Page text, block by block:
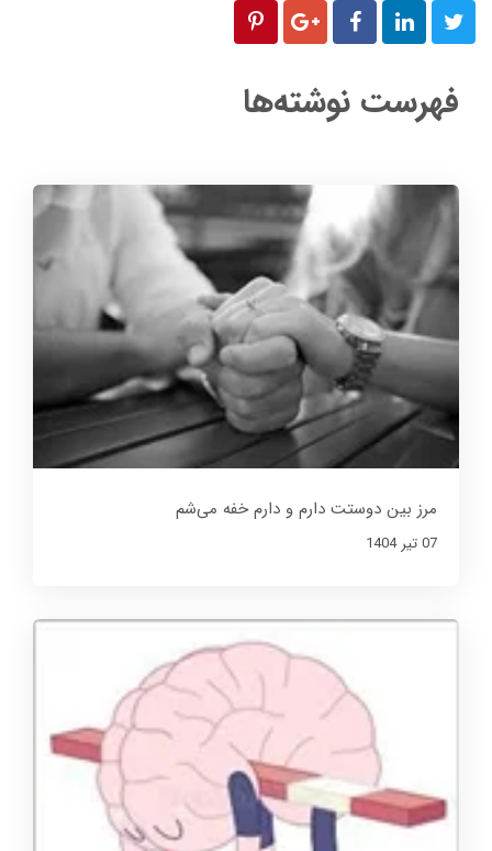
فهرست نوشته‌ها
مرز بین دوستت دارم و دارم خفه می‌شم
07 تير 1404